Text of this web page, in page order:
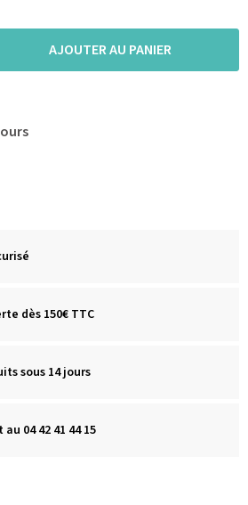
AJOUTER AU PANIER
dès 150€ TTC
sous 14 jours
04 42 41 44 15